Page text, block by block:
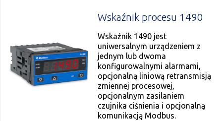
Wskaźnik procesu 1490
Wskaźnik 1490 jest
uniwersalnym urządzeniem z
jednym lub dwoma
konfigurowalnymi alarmami,
opcjonalną liniową retransmisją
zmiennej procesowej,
opcjonalnym zasilaniem
czujnika ciśnienia i opcjonalną
komunikacją Modbus.